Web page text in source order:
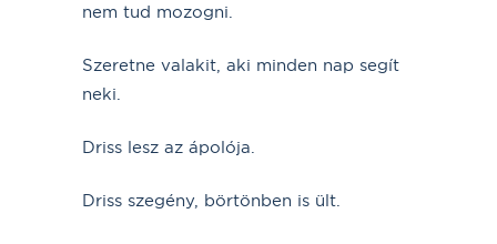
nem tud mozogni.
Szeretne valakit, aki minden nap segít
neki.
Driss lesz az ápolója.
Driss szegény, börtönben is ült.